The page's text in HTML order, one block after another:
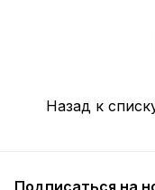
Назад к
Подписаться на